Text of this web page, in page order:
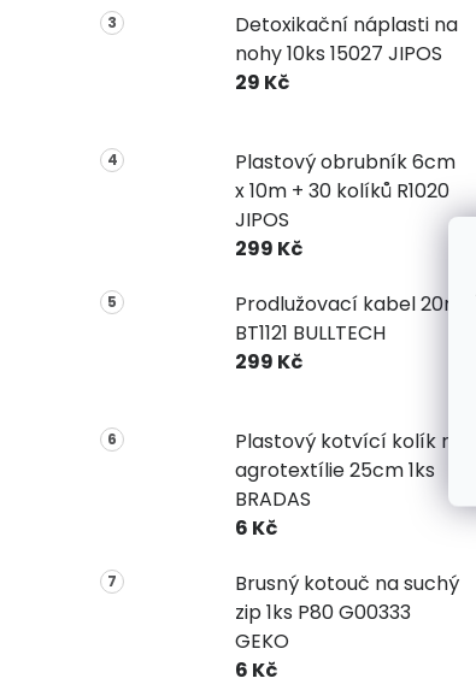
Detoxikační náplasti na
nohy 10ks 15027 JIPOS
29 Kč
Plastový obrubník 6cm
x 10m + 30 kolíků R1020
JIPOS
299 Kč
Prodlužovací kabel 20m
BT1121 BULLTECH
299 Kč
Plastový kotvící kolík na
agrotextílie 25cm 1ks
BRADAS
6 Kč
Brusný kotouč na suchý
zip 1ks P80 G00333
GEKO
6 Kč